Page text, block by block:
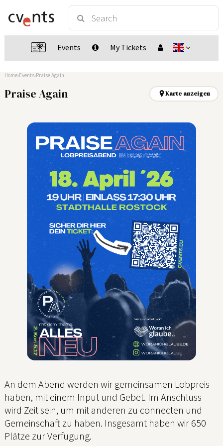
Events My Tickets
Home Events Praise Again
Praise Again Karte anzeigen
An dem Abend werden wir gemeinsamen Lobpreis
haben, mit einem Input und Gebet. Im Anschluss
wird Zeit sein, um mit anderen zu connecten und
Gemeinschaft zu haben. Insgesamt haben wir 650
Plätze zur Verfügung.